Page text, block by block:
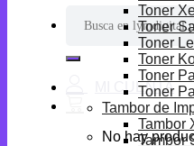
por:
No hay
Toner
Toner
Toner
Toner
Toner
Toner
Tambor de
Tambor
Tambor